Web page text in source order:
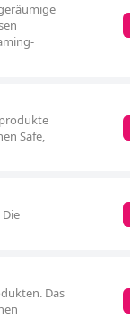
Safe,
Das